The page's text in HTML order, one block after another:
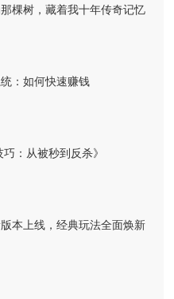
棵树，藏着我十年传奇记忆
：如何快速赚钱
巧：从被秒到反杀》
本上线，经典玩法全面焕新